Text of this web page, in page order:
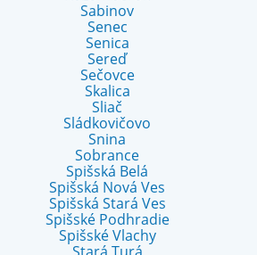
Sabinov
Senec
Senica
Sereď
Sečovce
Skalica
Sliač
Sládkovičovo
Snina
Sobrance
Spišská Belá
Spišská Nová Ves
Spišská Stará Ves
Spišské Podhradie
Spišské Vlachy